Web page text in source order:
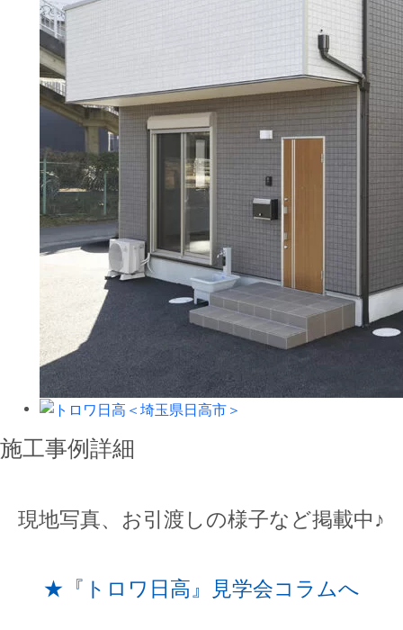
施工事例詳細
現地写真、お引渡しの様子など掲載中♪
★『トロワ日高』見学会コラムへ